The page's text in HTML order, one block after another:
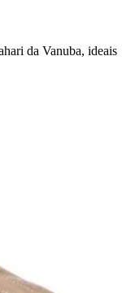
da Vanuba, ideais